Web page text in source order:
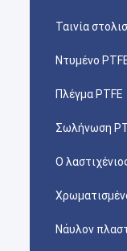
Ταινία
Ντυμένο
Πλέγμα PTFE
Σωλήνωση
Ο
Νάυλον